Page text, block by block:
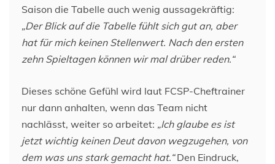
Saison die Tabelle auch wenig aussagekräftig:
„Der Blick auf die Tabelle fühlt sich gut an, aber
hat für mich keinen Stellenwert. Nach den ersten
zehn Spieltagen können wir mal drüber reden.“
Dieses schöne Gefühl wird laut FCSP-Cheftrainer
nur dann anhalten, wenn das Team nicht
nachlässt, weiter so arbeitet: „Ich glaube es ist
jetzt wichtig keinen Deut davon wegzugehen, von
dem was uns stark gemacht hat.“Den Eindruck,